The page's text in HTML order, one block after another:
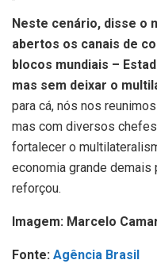
Neste cenário, disse o
abertos os canais de
blocos mundiais –
mas sem deixar o
para cá, nós nos
mas com diversos
fortalecer o
economia grande demais
reforçou.
Imagem: Marcelo
Fonte: Agência Brasil